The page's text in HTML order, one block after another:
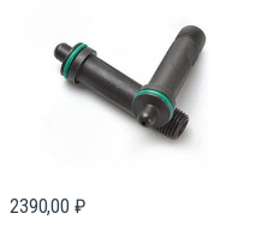
2390,00 ₽